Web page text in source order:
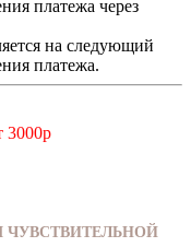
платежа через
на следующий
платежа.
3000р
ЧУВСТВИТЕЛЬНОЙ